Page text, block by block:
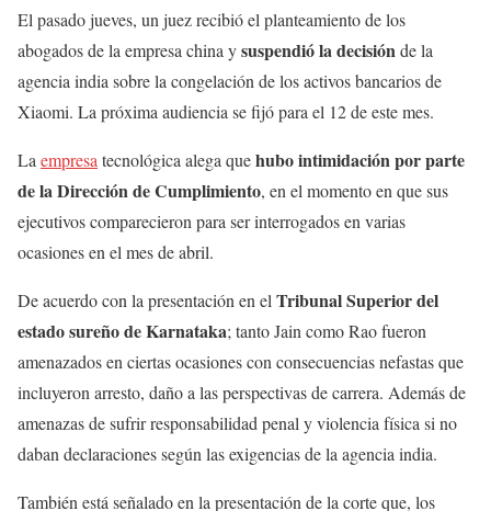
El pasado jueves, un juez recibió el planteamiento de los
abogados de la empresa china ysuspendió la decisiónde la
agencia india sobre la congelación de los activos bancarios de
Xiaomi. La próxima audiencia se fijó para el 12 de este mes.
Laempresatecnológica alega quehubo intimidación por parte
de la Dirección de Cumplimiento, en el momento en que sus
ejecutivos comparecieron para ser interrogados en varias
ocasiones en el mes de abril.
De acuerdo con la presentación en elTribunal Superior del
estado sureño de Karnataka; tanto Jain como Rao fueron
amenazados en ciertas ocasiones con consecuencias nefastas que
incluyeron arresto, daño a las perspectivas de carrera. Además de
amenazas de sufrir responsabilidad penal y violencia física si no
daban declaraciones según las exigencias de la agencia india.
También está señalado en la presentación de la corte que, los